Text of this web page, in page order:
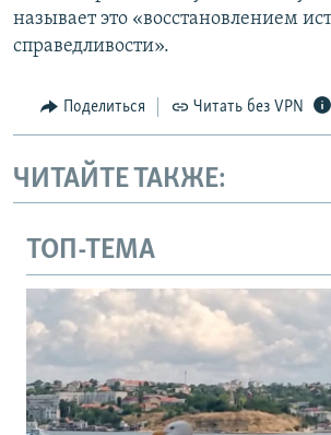
называет это «восстановлением
справедливости».
Поделиться Читать без VPN
ЧИТАЙТЕ ТАКЖЕ:
ТОП-ТЕМА